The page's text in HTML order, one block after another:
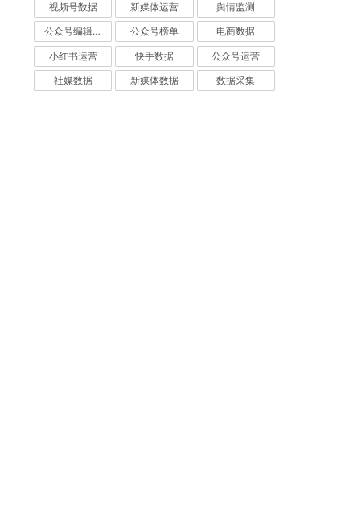
视频号数据 新媒体运营 舆情监测
公众号编辑器 公众号榜单 电商数据
小红书运营 快手数据 公众号运营
社媒数据 新媒体数据 数据采集